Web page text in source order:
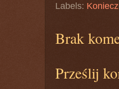
Labels:
Brak
Prześlij